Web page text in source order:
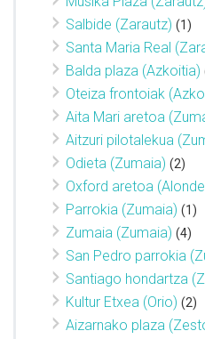
Salbide (Zarautz) (1)
Santa Maria Real
Balda plaza (Azkoitia)
Oteiza frontoiak
Aita Mari aretoa
Aitzuri pilotalekua
Odieta (Zumaia) (2)
Oxford aretoa
Parrokia (Zumaia) (1)
Zumaia (Zumaia) (4)
San Pedro parrokia
Santiago hondartza
Kultur Etxea (Orio) (2)
Aizarnako plaza